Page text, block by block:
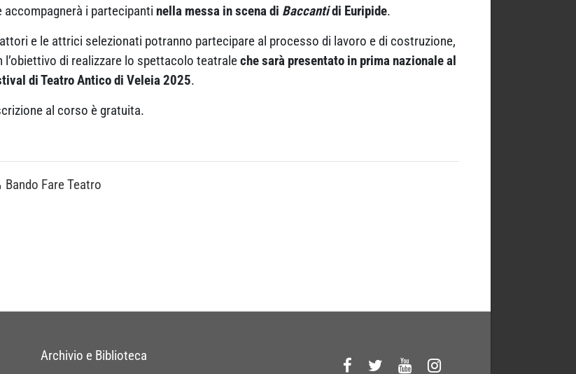
accompagnerà i partecipanti nella messa in scena di Baccantidi Euripide.
e le attrici selezionati potranno partecipare al processo di lavoro e di costruzione,
l’obiettivo di realizzare lo spettacolo teatraleche sarà presentato in prima nazionale al
di Teatro Antico di Veleia 2025.
al corso è gratuita.
Bando Fare Teatro
Archivio e Biblioteca